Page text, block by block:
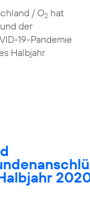
/ O2hat
der
19-Pandemie
Halbjahr